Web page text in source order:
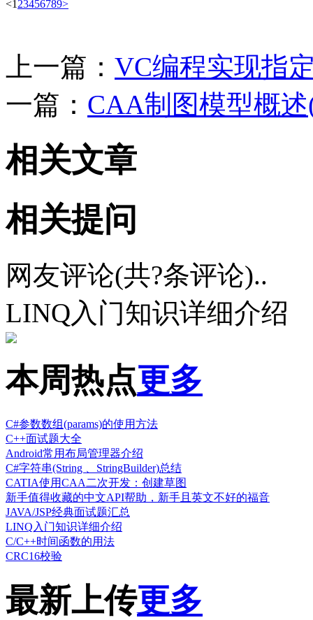
<1 23456789>
上一篇： VC编程实现指
一篇： CAA制图模型概述
相关文章
相关提问
网友评论(共?条评论)..
LINQ入门知识详细介绍
本周热点更多
C#参数数组(params)的使用方法
C++面试题大全
Android常用布局管理器介绍
C#字符串(String 、StringBuilder)总结
CATIA使用CAA二次开发：创建草图
新手值得收藏的中文API帮助，新手且英文不好的福音
JAVA/JSP经典面试题汇总
LINQ入门知识详细介绍
C/C++时间函数的用法
CRC16校验
最新上传更多